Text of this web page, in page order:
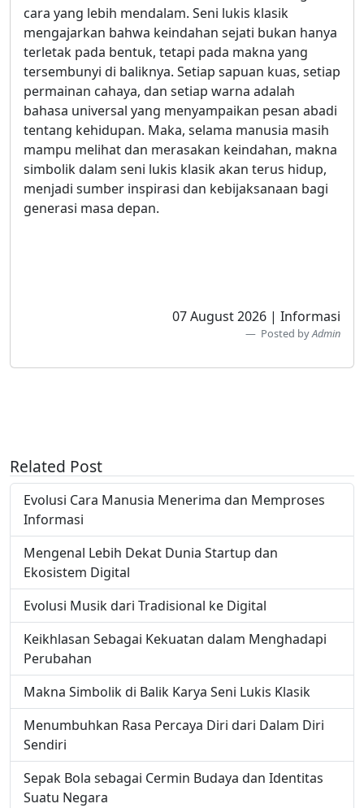
cara yang lebih mendalam. Seni lukis klasik
mengajarkan bahwa keindahan sejati bukan hanya
terletak pada bentuk, tetapi pada makna yang
tersembunyi di baliknya. Setiap sapuan kuas, setiap
permainan cahaya, dan setiap warna adalah
bahasa universal yang menyampaikan pesan abadi
tentang kehidupan. Maka, selama manusia masih
mampu melihat dan merasakan keindahan, makna
simbolik dalam seni lukis klasik akan terus hidup,
menjadi sumber inspirasi dan kebijaksanaan bagi
generasi masa depan.
07 August 2026 | Informasi
Posted byAdmin
Related Post
Evolusi Cara Manusia Menerima dan Memproses
Informasi
Mengenal Lebih Dekat Dunia Startup dan
Ekosistem Digital
Evolusi Musik dari Tradisional ke Digital
Keikhlasan Sebagai Kekuatan dalam Menghadapi
Perubahan
Makna Simbolik di Balik Karya Seni Lukis Klasik
Menumbuhkan Rasa Percaya Diri dari Dalam Diri
Sendiri
Sepak Bola sebagai Cermin Budaya dan Identitas
Suatu Negara